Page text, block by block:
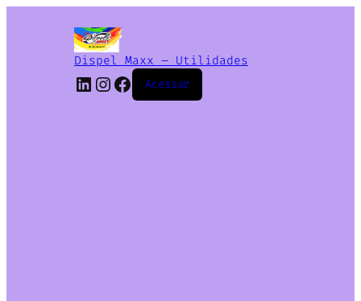
Dispel Maxx – Utilidades
Acessar